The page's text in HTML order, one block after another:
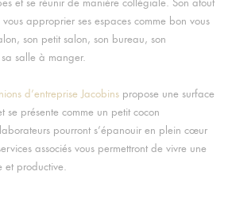
et se réunir de manière collégiale. Son atout
approprier ses espaces comme bon vous
son petit salon, son bureau, son
salle à manger.
d’entreprise Jacobinspropose une surface
se présente comme un petit cocon
pourront s’épanouir en plein cœur
associés vous permettront de vivre une
et productive.